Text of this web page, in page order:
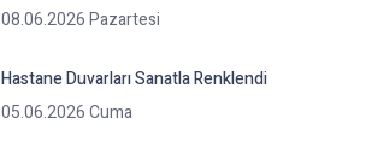
08.06.2026 Pazartesi
Hastane Duvarları Sanatla Renklendi
05.06.2026 Cuma